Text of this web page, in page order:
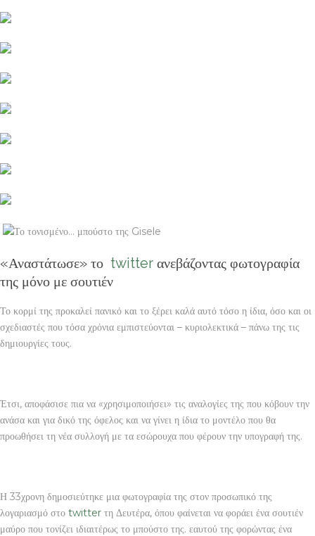
Το τονισμένο… μπούστο της Gisele
«Αναστάτωσε» το twitter ανεβάζοντας φωτογραφία
της μόνο με σουτιέν
Το κορμί της προκαλεί πανικό και το ξέρει καλά αυτό τόσο η ίδια, όσο και οι
σχεδιαστές που τόσα χρόνια εμπιστεύονται – κυριολεκτικά – πάνω της τις
δημιουργίες τους.
Έτσι, αποφάσισε πια να «χρησιμοποιήσει» τις αναλογίες της που κόβουν την
ανάσα και για δικό της όφελος και να γίνει η ίδια το μοντέλο που θα
προωθήσει τη νέα συλλογή με τα εσώρουχα που φέρουν την υπογραφή της.
Η 33χρονη δημοσιεύτηκε μια φωτογραφία της στον προσωπικό της
λογαριασμό στο twitter τη Δευτέρα, όπου φαίνεται να φοράει ένα σουτιέν
μαύρο που τονίζει ιδιαιτέρως το μπούστο της. εαυτού της φορώντας ένα